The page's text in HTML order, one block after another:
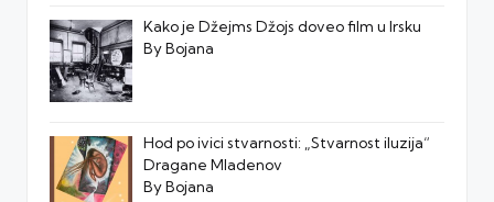
Kako je Džejms Džojs doveo film u Irsku
By Bojana
Hod po ivici stvarnosti: „Stvarnost iluzija“
Dragane Mladenov
By Bojana